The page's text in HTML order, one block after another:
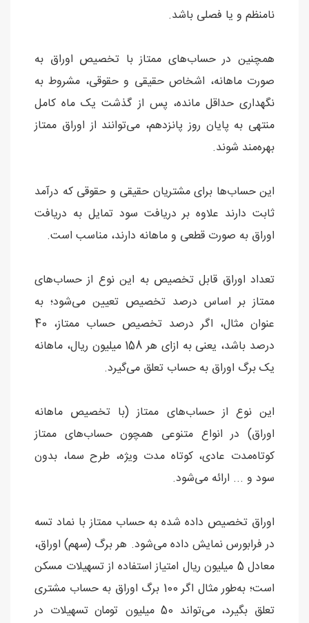
نامنظم و یا فصلی باشد.
همچنین در حساب‌های ممتاز با تخصیص اوراق به
صورت ماهانه، اشخاص حقیقی و حقوقی، مشروط به
نگهداری حداقل مانده، پس از گذشت یک ماه کامل
منتهی به پایان روز پانزدهم، می‌توانند از اوراق ممتاز
بهره‌مند شوند.
این حساب‌ها برای مشتریان حقیقی و حقوقی که درآمد
ثابت دارند علاوه بر دریافت سود تمایل به دریافت
اوراق به صورت قطعی و ماهانه دارند، مناسب است.
تعداد اوراق قابل تخصیص به این نوع از حساب‌های
ممتاز بر اساس درصد تخصیص تعیین می‌شود؛ به
عنوان مثال، اگر درصد تخصیص حساب ممتاز، 40
درصد باشد، یعنی به ازای هر 158 میلیون ریال، ماهانه
یک برگ اوراق به حساب تعلق می‌گیرد.
این نوع از حساب‌های ممتاز (با تخصیص ماهانه
اوراق) در انواع متنوعی همچون حساب‌های ممتاز
کوتاه‌مدت عادی، کوتاه مدت ویژه، طرح سما، بدون
سود و ... ارائه می‌شود.
اوراق تخصیص داده شده به حساب ممتاز با نماد تسه
در فرابورس نمایش داده می‌شود. هر برگ (سهم) اوراق،
معادل 5 میلیون ریال امتیاز استفاده از تسهیلات مسکن
است؛ به‌طور مثال اگر 100 برگ اوراق به حساب مشتری
تعلق بگیرد، می‌تواند 50 میلیون تومان تسهیلات در